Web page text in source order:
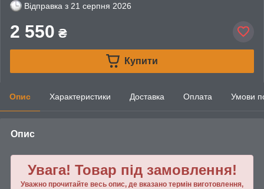
Відправка з 21 серпня 2026
2 550 ₴
Купити
Опис Характеристики Доставка Оплата Умови
Опис
Увага! Товар під замовлення!
Уважно прочитайте весь опис, де вказано термін виготовлення,